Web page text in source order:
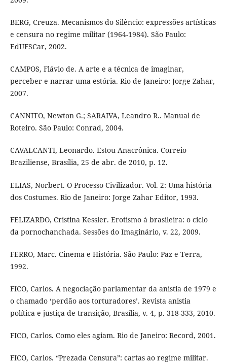
BERG, Creuza. Mecanismos do Silêncio: expressões artísticas
e censura no regime militar (1964-1984). São Paulo:
EdUFSCar, 2002.
CAMPOS, Flávio de. A arte e a técnica de imaginar,
perceber e narrar uma estória. Rio de Janeiro: Jorge Zahar,
2007.
CANNITO, Newton G.; SARAIVA, Leandro R.. Manual de
Roteiro. São Paulo: Conrad, 2004.
CAVALCANTI, Leonardo. Estou Anacrônica. Correio
Braziliense, Brasília, 25 de abr. de 2010, p. 12.
ELIAS, Norbert. O Processo Civilizador. Vol. 2: Uma história
dos Costumes. Rio de Janeiro: Jorge Zahar Editor, 1993.
FELIZARDO, Cristina Kessler. Erotismo à brasileira: o ciclo
da pornochanchada. Sessões do Imaginário, v. 22, 2009.
FERRO, Marc. Cinema e História. São Paulo: Paz e Terra,
1992.
FICO, Carlos. A negociação parlamentar da anistia de 1979 e
o chamado ‘perdão aos torturadores’. Revista anistia
política e justiça de transição, Brasília, v. 4, p. 318-333, 2010.
FICO, Carlos. Como eles agiam. Rio de Janeiro: Record, 2001.
FICO, Carlos. “Prezada Censura”: cartas ao regime militar.